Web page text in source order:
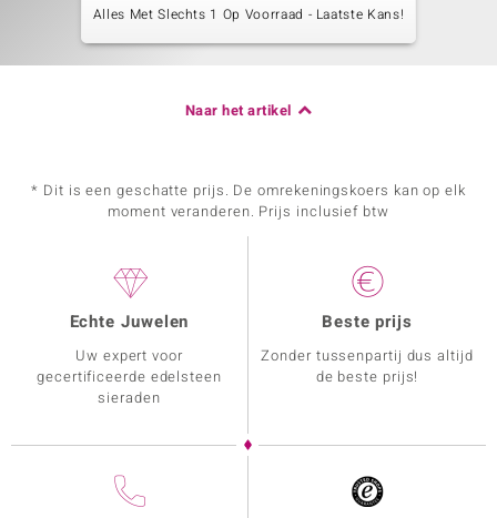
Alles Met Slechts 1 Op Voorraad - Laatste Kans!
Naar het artikel
* Dit is een geschatte prijs. De omrekeningskoers kan op elk
moment veranderen. Prijs inclusief btw
Echte Juwelen
Uw expert voor
gecertificeerde edelsteen
sieraden
Beste prijs
Zonder tussenpartij dus altijd
de beste prijs!